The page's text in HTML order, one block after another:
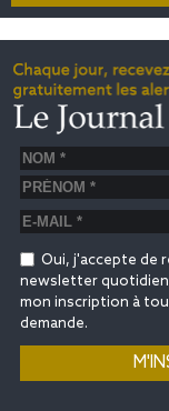
Oui, j'accepte de
newsletter
mon inscription à
demande.